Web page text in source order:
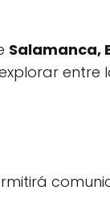
Salamanca,
entre